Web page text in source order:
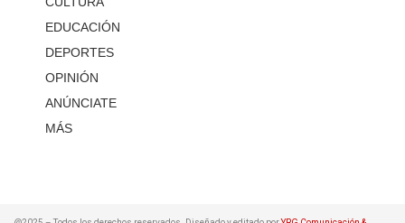
EDUCACIÓN
DEPORTES
OPINIÓN
ANÚNCIATE
MÁS